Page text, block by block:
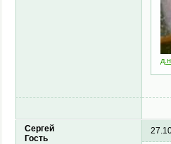
Сергей
Гость